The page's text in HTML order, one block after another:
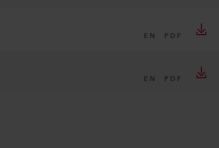
EN PDF
EN PDF